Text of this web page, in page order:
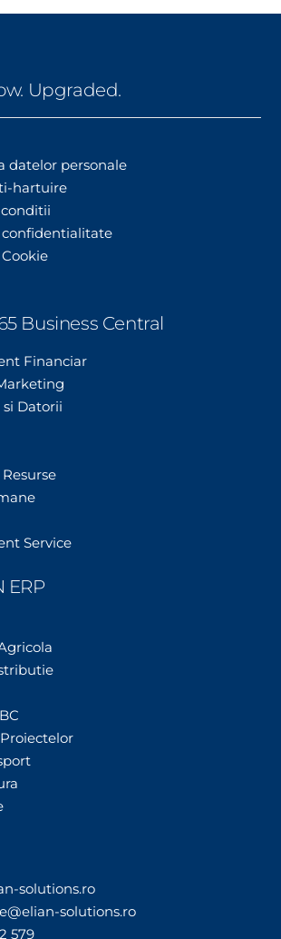
Upgraded.
datelor personale
hartuire
Business Central
Financiar
Datorii
Service
ERP
solutions.ro
solutions.ro
579